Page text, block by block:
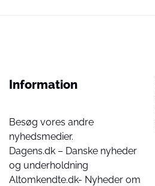
Information
Besøg vores andre
nyhedsmedier.
Dagens.dk – Danske nyheder
og underholdning
Altomkendte.dk- Nyheder om